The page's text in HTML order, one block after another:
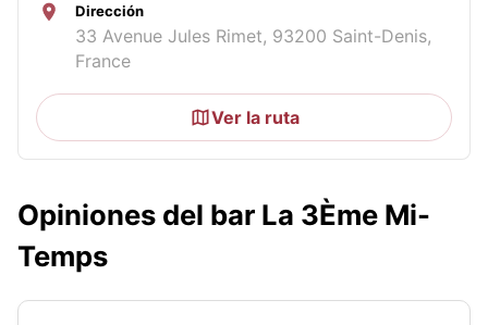
Dirección
33 Avenue Jules Rimet, 93200 Saint-Denis,
France
Ver la ruta
Opiniones del bar La 3Ème Mi-
Temps